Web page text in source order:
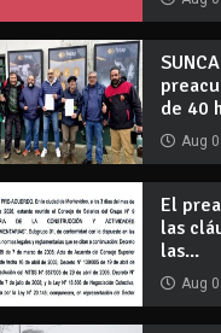
de 40
Aug
El
las
las...
Aug